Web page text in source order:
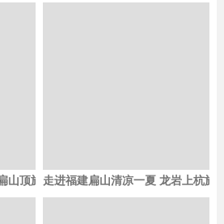
山顶旅游 爬高山 水库钓鱼地点
走进福建扁山清凉一夏 龙岩上杭旅